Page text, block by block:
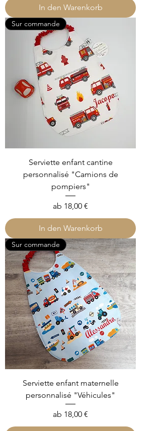
In den Warenkorb
Sur commande
Serviette enfant cantine
personnalisé "Camions de
pompiers"
ab 18,00 €
Sale-Preis
In den Warenkorb
Sur commande
Serviette enfant maternelle
personnalisé "Véhicules"
ab 18,00 €
Sale-Preis